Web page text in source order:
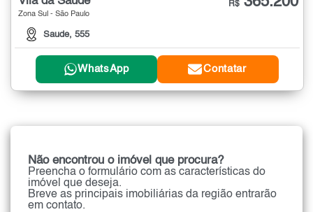
Zona Sul - São Paulo
Saude, 555
R$
WhatsApp Contatar
Não encontrou o imóvel que procura?
Preencha o formulário com as características do
imóvel que deseja.
Breve as principais imobiliárias da região entrarão
em contato.